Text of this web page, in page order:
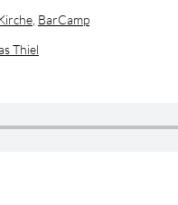
, BarCamp
Thiel